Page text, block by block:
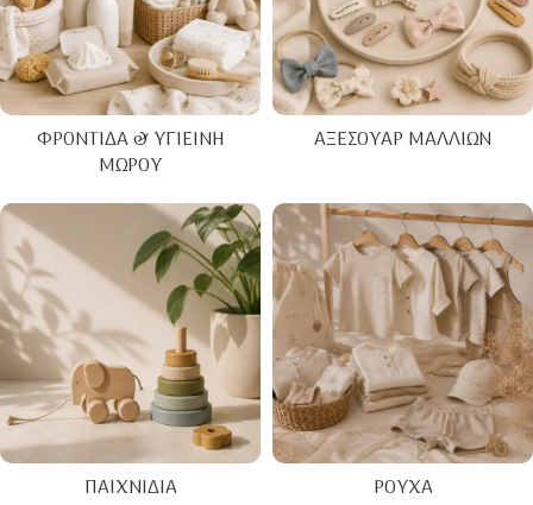
ΦΡΟΝΤΊΔΑ & ΥΓΙΕΙΝΉ
ΜΩΡΟΎ
ΑΞΕΣΟΥΆΡ ΜΑΛΛΙΏΝ
ΠΑΙΧΝΊΔΙΑ ΡΟΎΧΑ